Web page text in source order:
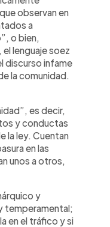
observan en
a
o bien,
lenguaje soez
discurso infame
la comunidad.
es decir,
y conductas
la ley. Cuentan
en las
unos a otros,
y
temperamental;
en el tráfico y si